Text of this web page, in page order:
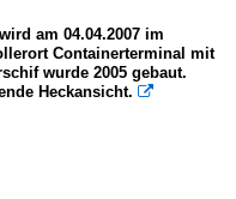
am 04.04.2007 im
Containerterminal mit
wurde 2005 gebaut.
Heckansicht. 